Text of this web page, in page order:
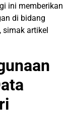
ini memberikan
di bidang
simak artikel